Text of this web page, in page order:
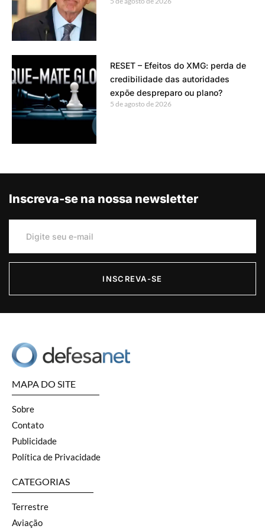
RESET – Efeitos do XMG: perda de
credibilidade das autoridades
expõe despreparo ou plano?
5 de agosto de 2026
Inscreva-se na nossa newsletter
INSCREVA-SE
MAPA DO SITE
Sobre
Contato
Publicidade
Política de Privacidade
CATEGORIAS
Terrestre
Aviação